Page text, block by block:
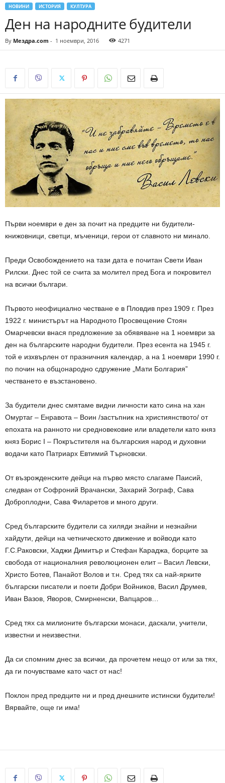
НОВИНИ ИСТОРИЯ КУЛТУРА
Ден на народните будители
By Мездра.com - 1 ноември, 2016 4271
Първи ноември е ден за почит на предците ни будители-
книжовници, светци, мъченици, герои от славното ни минало.
Преди Освобождението на тази дата е почитан Свети Иван
Рилски. Днес той се счита за молител пред Бога и покровител
на всички българи.
Първото неофициално честване е в Пловдив през 1909 г. През
1922 г. министърът на Народното Просвещение Стоян
Омарчевски внася предложение за обявяване на 1 ноември за
ден на българските народни будители. През есента на 1945 г.
той е изхвърлен от празничния календар, а на 1 ноември 1990 г.
по почин на общонародно сдружение „Мати Болгария”
честването е възстановено.
За будители днес смятаме видни личности като сина на хан
Омуртаг – Енравота – Воин /застъпник на християнството/ от
епохата на ранното ни средновековие или владетели като княз
княз Борис І – Покръстителя на българския народ и духовни
водачи като Патриарх Евтимий Търновски.
От възрожденските дейци на първо място слагаме Паисий,
следван от Софроний Врачански, Захарий Зограф, Сава
Доброплодни, Сава Филаретов и много други.
Сред българските будители са хиляди знайни и незнайни
хайдути, дейци на четническото движение и войводи като
Г.С.Раковски, Хаджи Димитър и Стефан Караджа, борците за
свобода от националния революционен елит – Васил Левски,
Христо Ботев, Панайот Волов и т.н. Сред тях са най-ярките
български писатели и поети Добри Войников, Васил Друмев,
Иван Вазов, Яворов, Смирненски, Вапцаров…
Сред тях са милионите български монаси, даскали, учители,
известни и неизвестни.
Да си спомним днес за всички, да прочетем нещо от или за тях,
да ги почувстваме като част от нас!
Поклон пред предците ни и пред днешните истински будители!
Вярвайте, още ги има!